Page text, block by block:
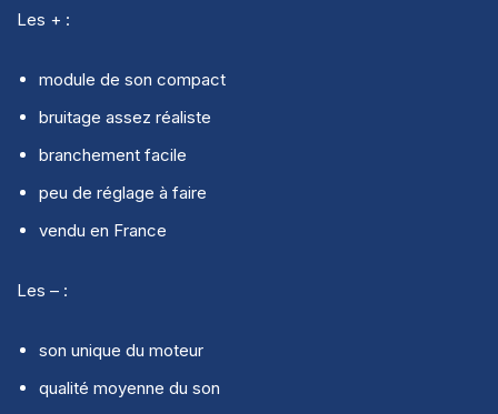
Les + :
module de son compact
bruitage assez réaliste
branchement facile
peu de réglage à faire
vendu en France
Les – :
son unique du moteur
qualité moyenne du son